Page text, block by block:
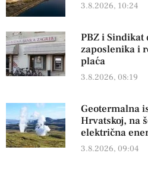
3.8.2026, 10:24
PBZ i Sindikat
zaposlenika i
plaća
3.8.2026, 08:19
Geotermalna
Hrvatskoj, na
električna
3.8.2026, 09:04